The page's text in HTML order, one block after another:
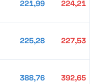
221,99 224,21
225,28 227,53
388,76 392,65